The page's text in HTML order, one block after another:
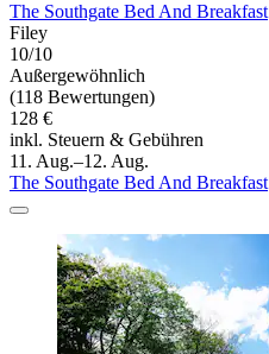
The Southgate Bed And Breakfast
Filey
10/10
Außergewöhnlich
(118 Bewertungen)
128 €
inkl. Steuern & Gebühren
11. Aug.–12. Aug.
The Southgate Bed And Breakfast